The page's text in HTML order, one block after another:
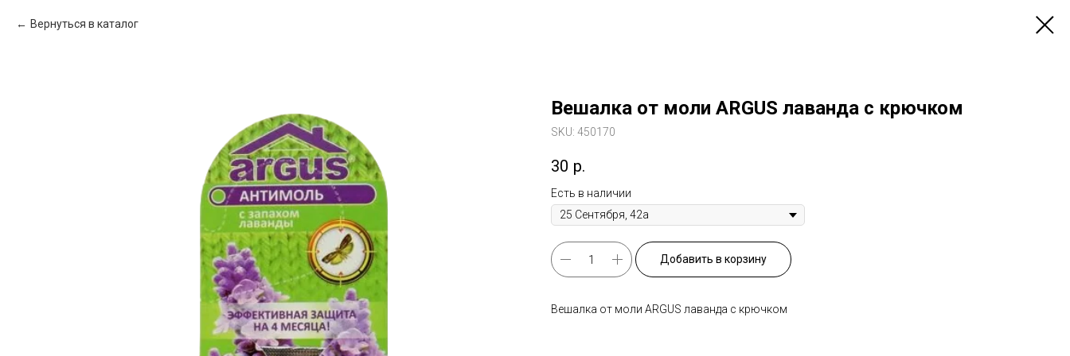
Вернуться в каталог
Вешалка от моли ARGUS лаванда с крючком
SKU: 450170
30 р.
Есть в наличии
Добавить в корзину
Вешалка от моли ARGUS лаванда с крючком